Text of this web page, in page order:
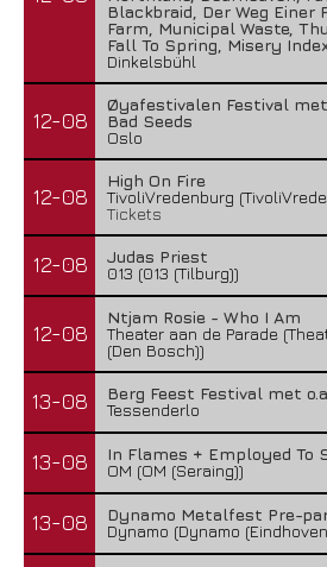
Blackbraid, Der Weg Einer
Farm, Municipal Waste,
Fall To Spring, Misery
Dinkelsbühl
12-08
Øyafestivalen Festival met
Bad Seeds
Oslo
12-08
High On Fire
TivoliVredenburg
Tickets
12-08
Judas Priest
013 (013 (Tilburg))
12-08
Ntjam Rosie - Who I Am
Theater aan de Parade
(Den Bosch))
13-08
Berg Feest Festival met
Tessenderlo
13-08
In Flames + Employed To
OM (OM (Seraing))
13-08
Dynamo Metalfest Pre-
Dynamo (Dynamo